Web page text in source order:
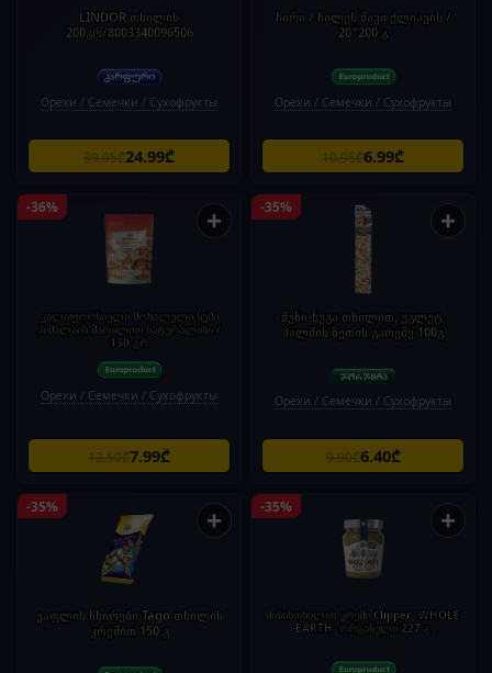
LINDOR თხილის
200გრ/8003340096506
Орехи / Семечки / Сухофрукты
39.95₾24.99₾
ჩირი / ჩილეს შავი ქლიავის /
20*200 გ
Орехи / Семечки / Сухофрукты
10.95₾6.99₾
-36% +
კალიფორნიული მოხალული ნუში
ჰიმალაის მარილით ნატურალისი /
130 გრ
Орехи / Семечки / Сухофрукты
12.50₾7.99₾
-35% +
მუნი-ნუგა თხილით, უგლუტ.
პალმის ზეთის გარეშე 100გ
Орехи / Семечки / Сухофрукты
9.90₾6.40₾
-35% +
ვაფლის ჩხირები Tago თხილის
კრემით 150 გ
-35% +
მიწისთხილის კრემი Clipper 'WHOLE
EARTH' ორგანული 227 გ